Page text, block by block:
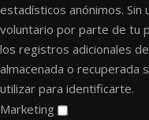
estadísticos anónimos.
voluntario por parte de tu
los registros adicionales
almacenada o recuperada
utilizar para identificarte.
Marketing